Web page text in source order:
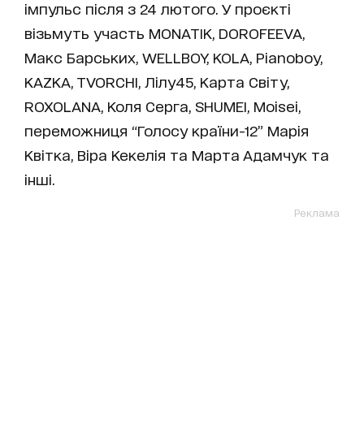
імпульс після з 24 лютого. У проєкті
візьмуть участь MONATIK, DOROFEEVA,
Макс Барських, WELLBOY, KOLA, Pianoboy,
KAZKA, TVORCHI, Лілу45, Карта Світу,
ROXOLANA, Коля Серга, SHUMEI, Moisei,
переможниця “Голосу країни-12” Марія
Квітка, Віра Кекелія та Марта Адамчук та
інші.
Реклама